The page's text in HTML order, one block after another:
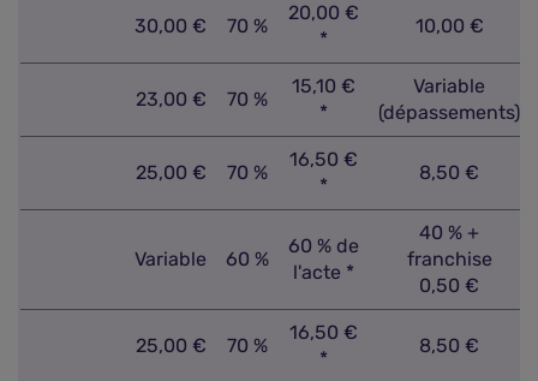
30,00 € 70 %
20,00 €
*
10,00 €
23,00 € 70 %
15,10 €
*
Variable
(dépassements)
25,00 € 70 %
16,50 €
*
8,50 €
Variable 60 %
60 % de
l'acte *
40 % +
franchise
0,50 €
25,00 € 70 %
16,50 €
*
8,50 €